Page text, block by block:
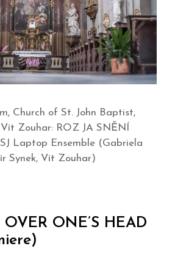
Church of St. John Baptist,
Zouhar: ROZ JA SNĚNÍ
Laptop Ensemble (Gabriela
Synek, Vít Zouhar)
ONE’S HEAD